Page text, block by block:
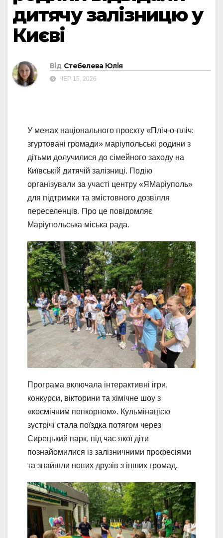
дитячу залізницю у
Києві
Від Стебелева Юлія
ЧЕР 15, 2026
У межах національного проєкту «Пліч-о-пліч:
згуртовані громади» маріупольські родини з
дітьми долучилися до сімейного заходу на
Київській дитячій залізниці. Подію
організували за участі центру «ЯМаріуполь»
для підтримки та змістовного дозвілля
переселенців. Про це повідомляє
Маріупольська міська рада.
Програма включала інтерактивні ігри,
конкурси, вікторини та хімічне шоу з
«космічним попкорном». Кульмінацією
зустрічі стала поїздка потягом через
Сирецький парк, під час якої діти
познайомилися із залізничними професіями
та знайшли нових друзів з інших громад.